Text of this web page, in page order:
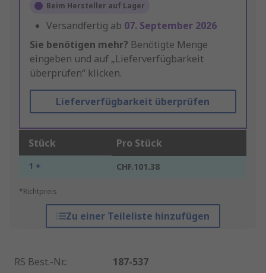
Beim Hersteller auf Lager
Versandfertig ab 07. September 2026
Sie benötigen mehr? Benötigte Menge
eingeben und auf „Lieferverfügbarkeit
überprüfen“ klicken.
Lieferverfügbarkeit überprüfen
Stück Pro Stück
1 + CHF.101.38
*Richtpreis
Zu einer Teileliste hinzufügen
RS Best.-Nr.:
187-537